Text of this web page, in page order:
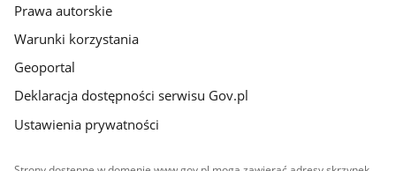
Prawa autorskie
Warunki korzystania
Geoportal
Deklaracja dostępności serwisu Gov.pl
Ustawienia prywatności